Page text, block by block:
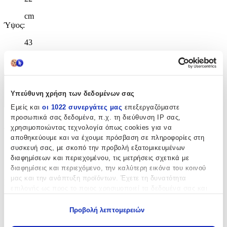
Υπεύθυνη χρήση των δεδομένων σας
Εμείς και οι 1022 συνεργάτες μας επεξεργαζόμαστε
προσωπικά σας δεδομένα, π.χ. τη διεύθυνση IP σας,
χρησιμοποιώντας τεχνολογία όπως cookies για να
αποθηκεύουμε και να έχουμε πρόσβαση σε πληροφορίες στη
συσκευή σας, με σκοπό την προβολή εξατομικευμένων
διαφημίσεων και περιεχομένου, τις μετρήσεις σχετικά με
διαφημίσεις και περιεχόμενο, την καλύτερη εικόνα του κοινού
μας και την ανάπτυξη προϊόντων. Έχετε τη δυνατότητα
Προβολή λεπτομερειών
cm
Ύψος:
43
Χαρακτηριστικά
Κατασκευαστής :
Lyc Sac
Βασικά Χαρακτηριστικά